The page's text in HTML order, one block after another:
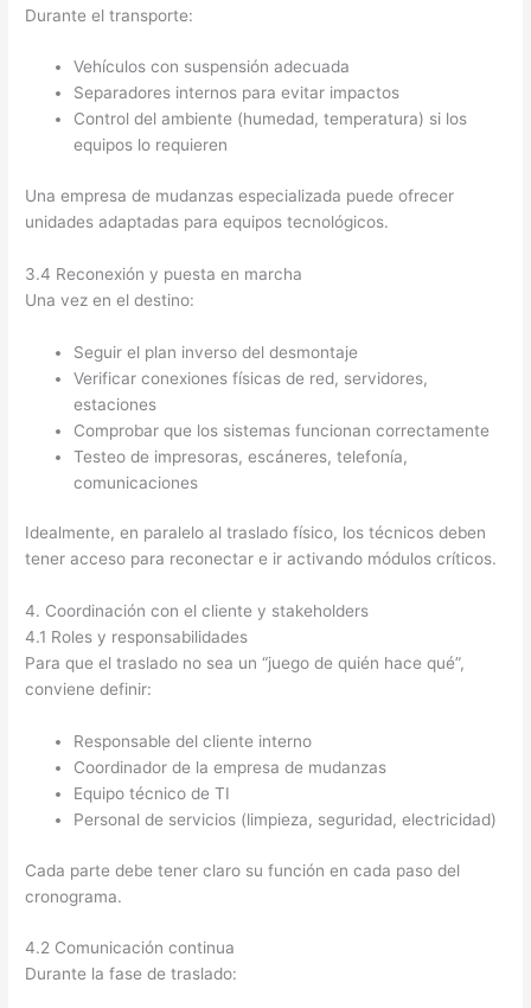
Durante el transporte:
Vehículos con suspensión adecuada
Separadores internos para evitar impactos
Control del ambiente (humedad, temperatura) si los
equipos lo requieren
Una empresa de mudanzas especializada puede ofrecer
unidades adaptadas para equipos tecnológicos.
3.4 Reconexión y puesta en marcha
Una vez en el destino:
Seguir el plan inverso del desmontaje
Verificar conexiones físicas de red, servidores,
estaciones
Comprobar que los sistemas funcionan correctamente
Testeo de impresoras, escáneres, telefonía,
comunicaciones
Idealmente, en paralelo al traslado físico, los técnicos deben
tener acceso para reconectar e ir activando módulos críticos.
4. Coordinación con el cliente y stakeholders
4.1 Roles y responsabilidades
Para que el traslado no sea un “juego de quién hace qué”,
conviene definir:
Responsable del cliente interno
Coordinador de la empresa de mudanzas
Equipo técnico de TI
Personal de servicios (limpieza, seguridad, electricidad)
Cada parte debe tener claro su función en cada paso del
cronograma.
4.2 Comunicación continua
Durante la fase de traslado: